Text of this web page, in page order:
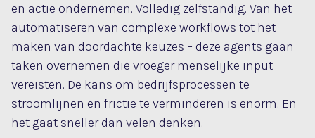
en actie ondernemen. Volledig zelfstandig. Van het
automatiseren van complexe workflows tot het
maken van doordachte keuzes – deze agents gaan
taken overnemen die vroeger menselijke input
vereisten. De kans om bedrijfsprocessen te
stroomlijnen en frictie te verminderen is enorm. En
het gaat sneller dan velen denken.